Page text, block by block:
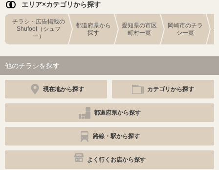
エリア×カテゴリから探す
チラシ・広告掲載の
Shufoo!（シュフ
ー）
都道府県から
探す
愛知県の市区
町村一覧
岡崎市のチラ
シ一覧
他のチラシを探す
現在地から探す カテゴリから探す
都道府県から探す
路線・駅から探す
よく行くお店から探す